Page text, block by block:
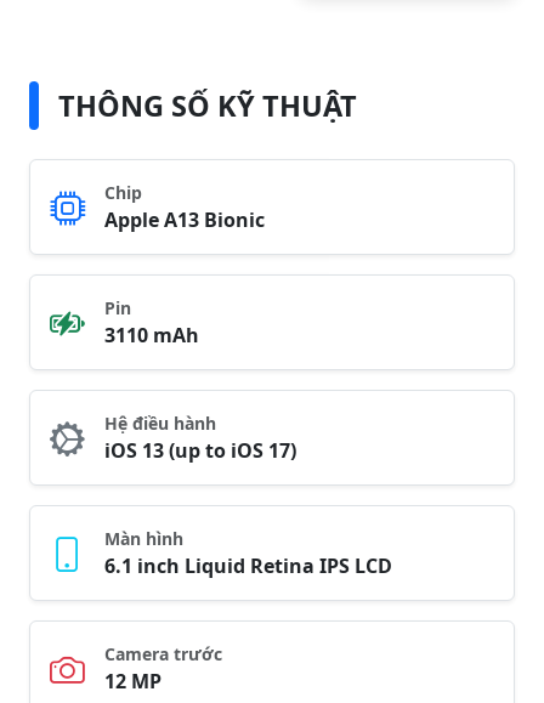
THÔNG SỐ KỸ THUẬT
Chip
Apple A13 Bionic
Pin
3110 mAh
Hệ điều hành
iOS 13 (up to iOS 17)
Màn hình
6.1 inch Liquid Retina IPS LCD
Camera trước
12 MP